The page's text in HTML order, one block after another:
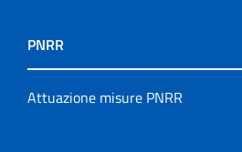
PNRR
Attuazione misure PNRR